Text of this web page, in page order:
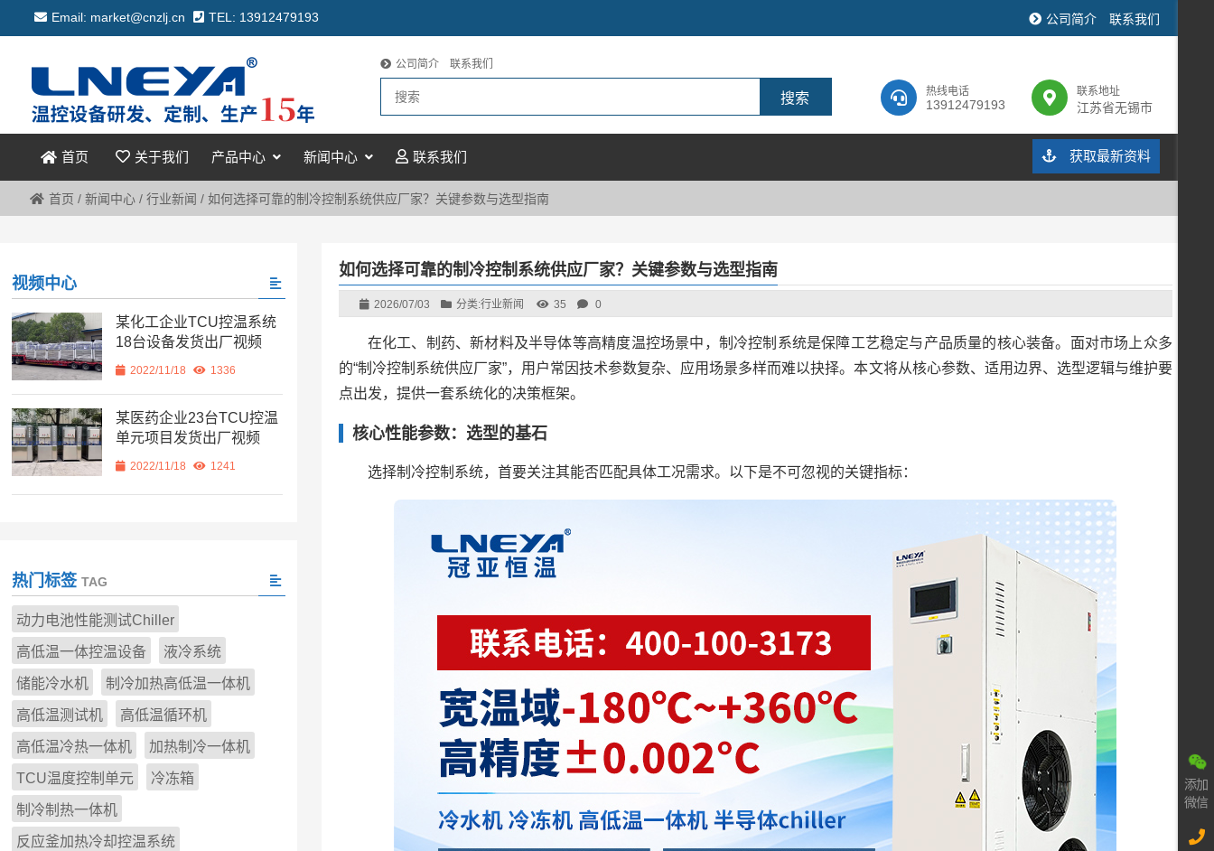
Email: market@cnzlj.cn TEL: 13912479193 公司简介 联系我们
热线电话
13912479193
联系地址
江苏省无锡市
公司简介 联系我们
首页 关于我们 产品中心 新闻中心 联系我们 获取最新资料
首页 / 新闻中心/ 行业新闻 / 如何选择可靠的制冷控制系统供应厂家？关键参数与选型指南
如何选择可靠的制冷控制系统供应厂家？关键参数与选型指南
2026/07/03 分类:行业新闻 35 0
在化工、制药、新材料及半导体等高精度温控场景中，制冷控制系统是保障工艺稳定与产品质量的核心装备。面对市场上众多
的“制冷控制系统供应厂家”，用户常因技术参数复杂、应用场景多样而难以抉择。本文将从核心参数、适用边界、选型逻辑与维护要
点出发，提供一套系统化的决策框架。
核心性能参数：选型的基石
选择制冷控制系统，首要关注其能否匹配具体工况需求。以下是不可忽视的关键指标：
视频中心
某化工企业TCU控温系统
18台设备发货出厂视频
2022/11/18 1336
某医药企业23台TCU控温
单元项目发货出厂视频
2022/11/18 1241
热门标签 TAG
动力电池性能测试Chiller
高低温一体控温设备 液冷系统
储能冷水机 制冷加热高低温一体机
高低温测试机 高低温循环机
高低温冷热一体机 加热制冷一体机
TCU温度控制单元 冷冻箱
制冷制热一体机
反应釜加热冷却控温系统
添加
微信